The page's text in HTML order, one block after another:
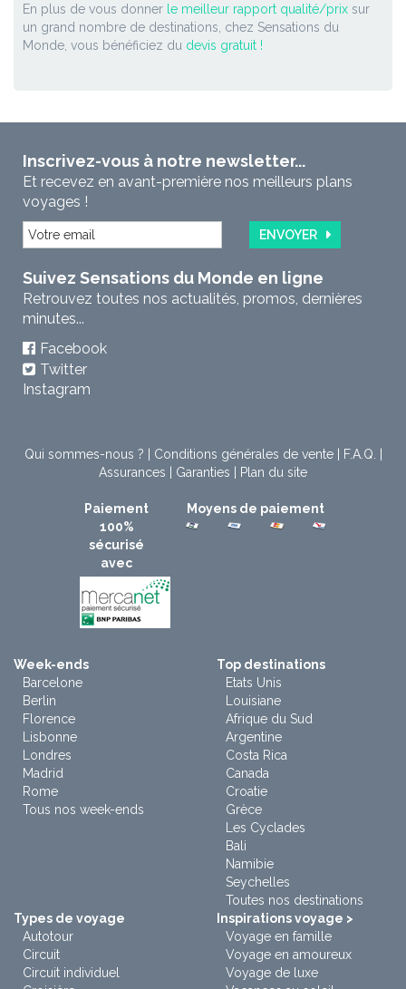
En plus de vous donner le meilleur rapport qualité/prix sur
un grand nombre de destinations, chez Sensations du
Monde, vous bénéficiez du devis gratuit !
Inscrivez-vous à notre newsletter...
Et recevez en avant-première nos meilleurs plans
voyages !
ENVOYER
Suivez Sensations du Monde en ligne
Retrouvez toutes nos actualités, promos, dernières
minutes...
Facebook
Twitter
Instagram
Qui sommes-nous ? Conditions générales de vente| F.A.Q.
Assurances
Garanties Plan du site
Paiement
100%
sécurisé
avec
Moyens de paiement
Week-ends
Barcelone
Berlin
Florence
Lisbonne
Londres
Madrid
Rome
Tous nos week-ends
Top destinations
Etats Unis
Louisiane
Afrique du Sud
Argentine
Costa Rica
Canada
Croatie
Grèce
Les Cyclades
Bali
Namibie
Seychelles
Toutes nos destinations
Types de voyage
Autotour
Circuit
Circuit individuel
Inspirations voyage >
Voyage en famille
Voyage en amoureux
Voyage de luxe